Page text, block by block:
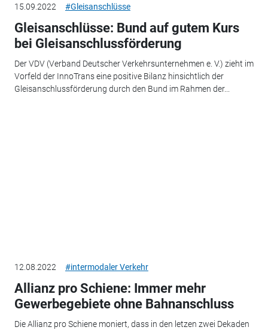
15.09.2022 #Gleisanschlüsse
Gleisanschlüsse: Bund auf gutem Kurs
bei Gleisanschlussförderung
Der VDV (Verband Deutscher Verkehrsunternehmen e. V.) zieht im
Vorfeld der InnoTrans eine positive Bilanz hinsichtlich der
Gleisanschlussförderung durch den Bund im Rahmen der...
12.08.2022 #intermodaler Verkehr
Allianz pro Schiene: Immer mehr
Gewerbegebiete ohne Bahnanschluss
Die Allianz pro Schiene moniert, dass in den letzen zwei Dekaden